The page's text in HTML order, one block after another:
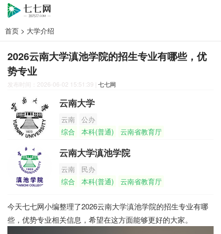
首页 > 大学介绍
2026云南大学滇池学院的招生专业有哪些，优
势专业
发布时间：2026-06-02 15:51:39 | 七七网
云南大学
云南
公办
综合
本科(普通) 云南省教育厅
云南大学滇池学院
云南
民办
综合
本科(普通) 云南省教育厅
今天七七网小编整理了2026云南大学滇池学院的招生专业有哪
些，优势专业相关信息，希望在这方面能够更好的大家。